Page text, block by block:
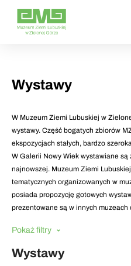
Wystawy
W Muzeum Ziemi Lubuskiej w
wystawy. Część bogatych zbiorów
ekspozycjach stałych, bardzo
W Galerii Nowy Wiek wystawiane
najnowszej. Muzeum Ziemi
tematycznych organizowanych w
posiada propozycję gotowych
prezentowane są w innych
Pokaż filtry
Wystawy